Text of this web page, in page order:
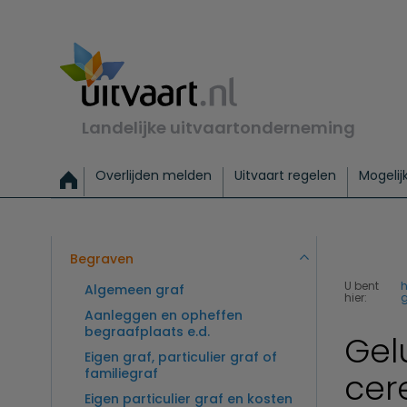
Landelijke uitvaartonderneming
Overlijden melden Uitvaart regelen
Exclusieve uitvaart Begrafenis Basis
Begraven
Algemeen graf
Aanleggen en opheffen
begraafplaats e.d.
Eigen graf, particulier graf of
familiegraf
Eigen particulier graf en kosten
U bent
hier: